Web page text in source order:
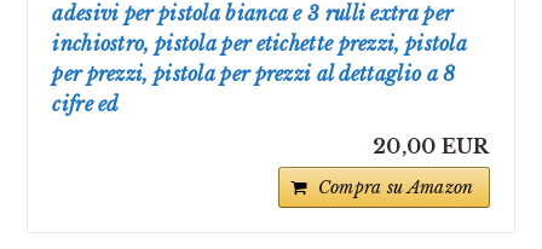
adesivi per pistola bianca e 3 rulli extra per
inchiostro, pistola per etichette prezzi, pistola
per prezzi, pistola per prezzi al dettaglio a 8
cifre ed
20,00 EUR
Compra su Amazon